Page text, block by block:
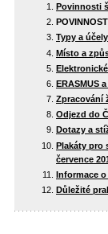
Povinnosti
Typy a
Místo a
ERASMUS
Zpracování
Odjezd do
Dotazy a
Plakáty pro
července
Informace
Důležité